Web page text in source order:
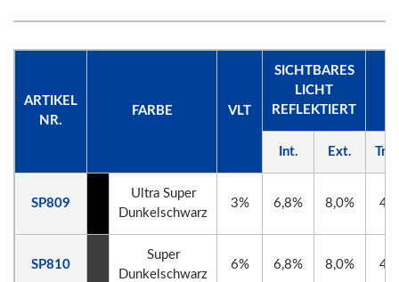
ARTIKEL
NR.
FARBE VLT
SICHTBARES
LICHT
REFLEKTIERT
Int. Ext.
SP809
Ultra Super
Dunkelschwarz
3% 6,8% 8,0%
SP810
Super
Dunkelschwarz
6% 6,8% 8,0%